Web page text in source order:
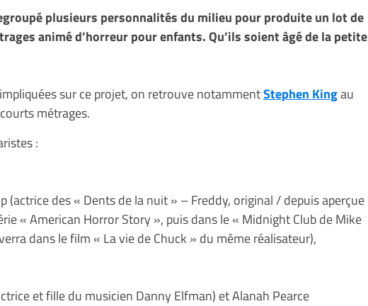
plusieurs personnalités du milieu pour produite un lot de
animé d’horreur pour enfants. Qu’ils soient âgé de la petite
sur ce projet, on retrouve notammentStephen Kingau
métrages.
:
(actrice des « Dents de la nuit » – Freddy, original / depuis aperçue
« American Horror Story », puis dans le « Midnight Club de Mike
dans le film « La vie de Chuck » du même réalisateur),
et fille du musicien Danny Elfman) et Alanah Pearce